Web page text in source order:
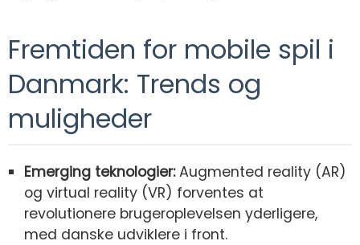
Fremtiden for mobile spil i
Danmark: Trends og
muligheder
Emerging teknologier:Augmented reality (AR)
og virtual reality (VR) forventes at
revolutionere brugeroplevelsen yderligere,
med danske udviklere i front.